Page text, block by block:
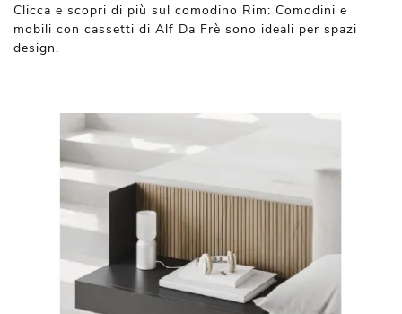
Clicca e scopri di più sul comodino Rim: Comodini e
mobili con cassetti di Alf Da Frè sono ideali per spazi
design.